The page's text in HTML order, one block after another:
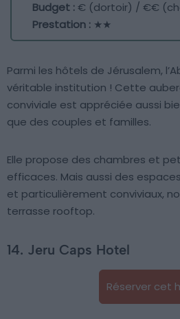
Budget :€ (dortoir) / €€
Prestation : ★★
Parmi les hôtels de Jérusalem,
véritable institution ! Cette
conviviale est appréciée aussi
que des couples et familles.
Elle propose des chambres et
efficaces. Mais aussi des
et particulièrement conviviaux,
terrasse rooftop.
14. Jeru Caps Hotel
Réserver cet